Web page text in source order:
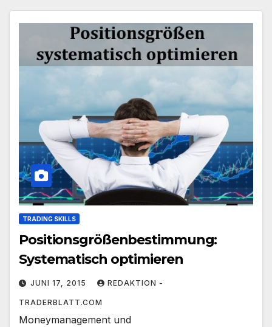
TRADING SKILLS
Positionsgrößenbestimmung:
Systematisch optimieren
JUNI 17, 2015 REDAKTION -
TRADERBLATT.COM
Moneymanagement und